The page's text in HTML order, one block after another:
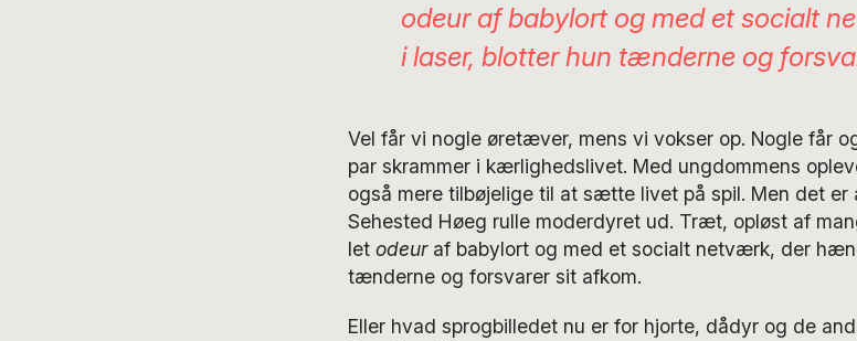
odeuraf babylort og med et socialt
i laser, blotter hun tænderne og
Vel får vi nogle øretæver, mens vi vokser op. Nogle får
par skrammer i kærlighedslivet. Med ungdommens
også mere tilbøjelige til at sætte livet på spil. Men det er
Sehested Høeg rulle moderdyret ud. Træt, opløst af
let odeuraf babylort og med et socialt netværk, der
tænderne og forsvarer sit afkom.
Eller hvad sprogbilledet nu er for hjorte, dådyr og de